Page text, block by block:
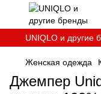
UNIQLO и другие
Женская одежда
Джемпер